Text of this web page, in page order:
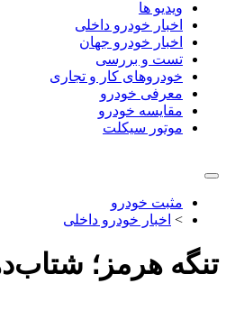
ویدیو ها
اخبار خودرو داخلی
اخبار خودرو جهان
تست و بررسی
خودروهای کار و تجاری
معرفی خودرو
مقایسه خودرو
موتور سیکلت
مثبت خودرو
> اخبار خودرو داخلی
تنگه هرمز؛